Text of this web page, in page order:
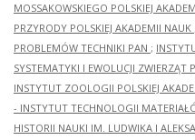
MOSSAKOWSKIEGO POLSKIEJ
PRZYRODY POLSKIEJ AKADEMII NAUK
PROBLEMÓW TECHNIKI PAN ;
SYSTEMATYKI I EWOLUCJI ZWIERZĄT
INSTYTUT ZOOLOGII POLSKIEJ
- INSTYTUT TECHNOLOGII
HISTORII NAUKI IM. LUDWIKA I